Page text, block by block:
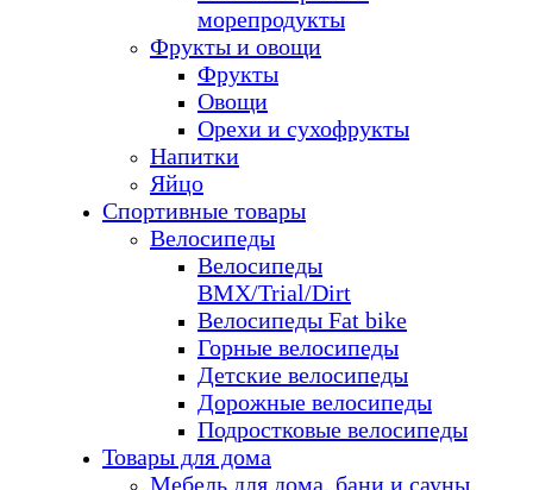
морепродукты
Фрукты и овощи
Фрукты
Овощи
Орехи и сухофрукты
Напитки
Яйцо
Спортивные товары
Велосипеды
Велосипеды
BMX/Trial/Dirt
Велосипеды Fat bike
Горные велосипеды
Детские велосипеды
Дорожные велосипеды
Подростковые велосипеды
Товары для дома
Мебель для дома, бани и сауны